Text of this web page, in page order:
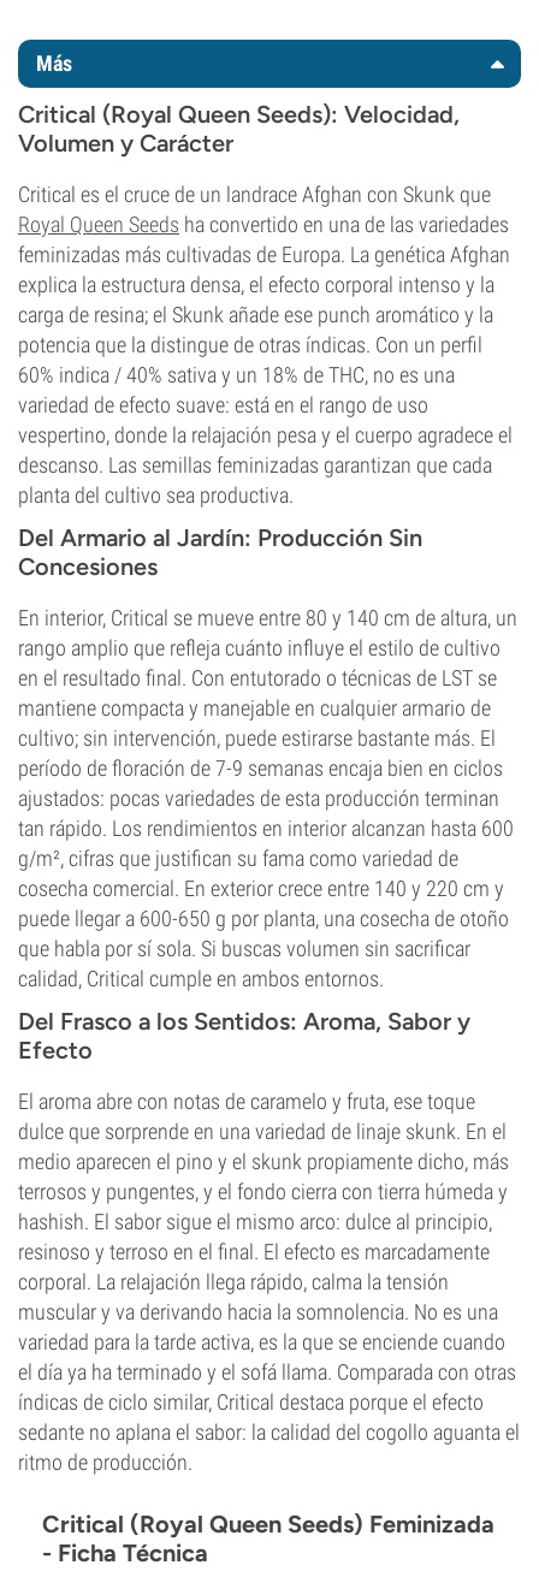
Más
Critical (Royal Queen Seeds): Velocidad,
Volumen y Carácter
Critical es el cruce de un landrace Afghan con Skunk que
Royal Queen Seeds ha convertido en una de las variedades
feminizadas más cultivadas de Europa. La genética Afghan
explica la estructura densa, el efecto corporal intenso y la
carga de resina; el Skunk añade ese punch aromático y la
potencia que la distingue de otras índicas. Con un perfil
60% indica / 40% sativa y un 18% de THC, no es una
variedad de efecto suave: está en el rango de uso
vespertino, donde la relajación pesa y el cuerpo agradece el
descanso. Las semillas feminizadas garantizan que cada
planta del cultivo sea productiva.
Del Armario al Jardín: Producción Sin
Concesiones
En interior, Critical se mueve entre 80 y 140 cm de altura, un
rango amplio que refleja cuánto influye el estilo de cultivo
en el resultado final. Con entutorado o técnicas de LST se
mantiene compacta y manejable en cualquier armario de
cultivo; sin intervención, puede estirarse bastante más. El
período de floración de 7-9 semanas encaja bien en ciclos
ajustados: pocas variedades de esta producción terminan
tan rápido. Los rendimientos en interior alcanzan hasta 600
g/m², cifras que justifican su fama como variedad de
cosecha comercial. En exterior crece entre 140 y 220 cm y
puede llegar a 600-650 g por planta, una cosecha de otoño
que habla por sí sola. Si buscas volumen sin sacrificar
calidad, Critical cumple en ambos entornos.
Del Frasco a los Sentidos: Aroma, Sabor y
Efecto
El aroma abre con notas de caramelo y fruta, ese toque
dulce que sorprende en una variedad de linaje skunk. En el
medio aparecen el pino y el skunk propiamente dicho, más
terrosos y pungentes, y el fondo cierra con tierra húmeda y
hashish. El sabor sigue el mismo arco: dulce al principio,
resinoso y terroso en el final. El efecto es marcadamente
corporal. La relajación llega rápido, calma la tensión
muscular y va derivando hacia la somnolencia. No es una
variedad para la tarde activa, es la que se enciende cuando
el día ya ha terminado y el sofá llama. Comparada con otras
índicas de ciclo similar, Critical destaca porque el efecto
sedante no aplana el sabor: la calidad del cogollo aguanta el
ritmo de producción.
Critical (Royal Queen Seeds) Feminizada
- Ficha Técnica